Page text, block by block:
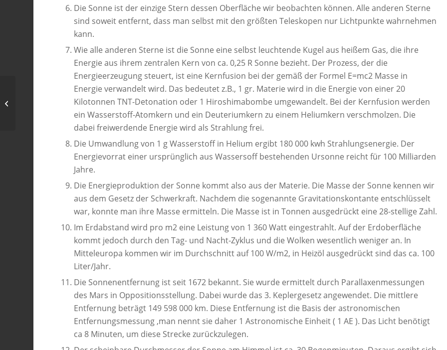
Die Sonne ist der einzige Stern dessen Oberfläche wir beobachten können. Alle anderen Sterne
sind soweit entfernt, dass man selbst mit den größten Teleskopen nur Lichtpunkte wahrnehmen
kann.
Wie alle anderen Sterne ist die Sonne eine selbst leuchtende Kugel aus heißem Gas, die ihre
Energie aus ihrem zentralen Kern von ca. 0,25 R Sonne bezieht. Der Prozess, der die
Energieerzeugung steuert, ist eine Kernfusion bei der gemäß der Formel E=mc2 Masse in
Energie verwandelt wird. Das bedeutet z.B., 1 gr. Materie wird in die Energie von einer 20
Kilotonnen TNT-Detonation oder 1 Hiroshimabombe umgewandelt. Bei der Kernfusion werden
ein Wasserstoff-Atomkern und ein Deuteriumkern zu einem Heliumkern verschmolzen. Die
dabei freiwerdende Energie wird als Strahlung frei.
Die Umwandlung von 1 g Wasserstoff in Helium ergibt 180 000 kwh Strahlungsenergie. Der
Energievorrat einer ursprünglich aus Wassersoff bestehenden Ursonne reicht für 100 Milliarden
Jahre.
Die Energieproduktion der Sonne kommt also aus der Materie. Die Masse der Sonne kennen wir
aus dem Gesetz der Schwerkraft. Nachdem die sogenannte Gravitationskontante entschlüsselt
war, konnte man ihre Masse ermitteln. Die Masse ist in Tonnen ausgedrückt eine 28-stellige Zahl.
Im Erdabstand wird pro m2 eine Leistung von 1 360 Watt eingestrahlt. Auf der Erdoberfläche
kommt jedoch durch den Tag- und Nacht-Zyklus und die Wolken wesentlich weniger an. In
Mitteleuropa kommen wir im Durchschnitt auf 100 W/m2, in Heizöl ausgedrückt sind das ca. 100
Liter/Jahr.
Die Sonnenentfernung ist seit 1672 bekannt. Sie wurde ermittelt durch Parallaxenmessungen
des Mars in Oppositionsstellung. Dabei wurde das 3. Keplergesetz angewendet. Die mittlere
Entfernung beträgt 149 598 000 km. Diese Entfernung ist die Basis der astronomischen
Entfernungsmessung ,man nennt sie daher 1 Astronomische Einheit ( 1 AE ). Das Licht benötigt
ca 8 Minuten, um diese Strecke zurückzulegen.
Der Nachthimmel im Sommer